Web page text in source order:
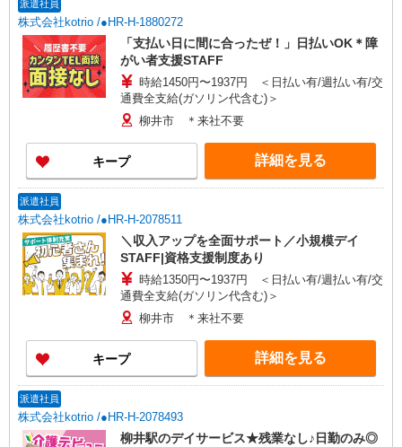
派遣社員
株式会社kotrio /●HR-H-1880272
「支払い日に間に合ったぜ！」日払いOK＊障
がい者支援STAFF
時給1450円〜1937円 ＜日払い有/週払い有/交
通費全支給(ガソリン代含む)＞
柳井市 ＊来社不要
キープ 詳細を見る
派遣社員
株式会社kotrio /●HR-H-2078511
＼収入アップを全面サポート／小規模デイ
STAFF|資格支援制度あり
時給1350円〜1937円 ＜日払い有/週払い有/交
通費全支給(ガソリン代含む)＞
柳井市 ＊来社不要
キープ 詳細を見る
派遣社員
株式会社kotrio /●HR-H-2078493
柳井駅のデイサービス★残業なし♪日勤のみ◎